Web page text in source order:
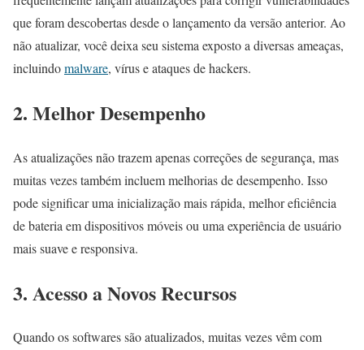
que foram descobertas desde o lançamento da versão anterior. Ao
não atualizar, você deixa seu sistema exposto a diversas ameaças,
incluindomalware, vírus e ataques de hackers.
2. Melhor Desempenho
As atualizações não trazem apenas correções de segurança, mas
muitas vezes também incluem melhorias de desempenho. Isso
pode significar uma inicialização mais rápida, melhor eficiência
de bateria em dispositivos móveis ou uma experiência de usuário
mais suave e responsiva.
3. Acesso a Novos Recursos
Quando os softwares são atualizados, muitas vezes vêm com